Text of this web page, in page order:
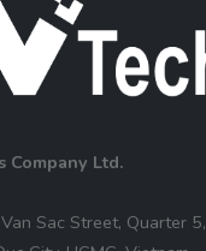
Company Ltd.
Sac Street, Quarter 5,